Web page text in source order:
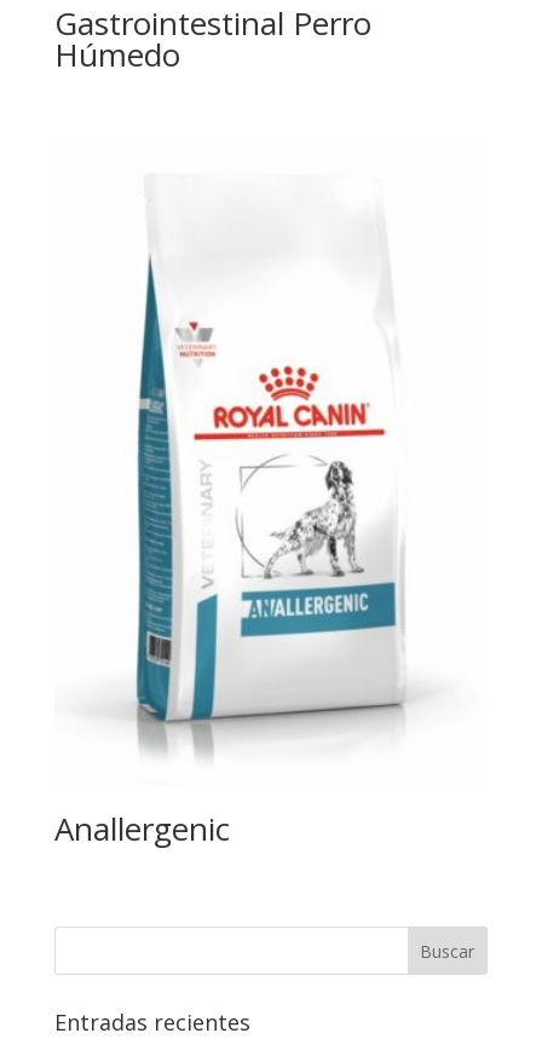
Gastrointestinal Perro
Húmedo
Anallergenic
Entradas recientes